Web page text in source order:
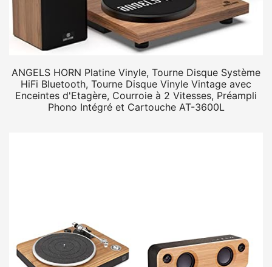
ANGELS HORN Platine Vinyle, Tourne Disque Système
HiFi Bluetooth, Tourne Disque Vinyle Vintage avec
Enceintes d'Etagère, Courroie à 2 Vitesses, Préampli
Phono Intégré et Cartouche AT-3600L